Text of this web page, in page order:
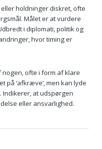
holdninger diskret, ofte
Målet er at vurdere
i diplomati, politik og
hvor timing er
ofte i form af klare
på ‘afkræve’, men kan lyde
at udspørgen
eller ansvarlighed.